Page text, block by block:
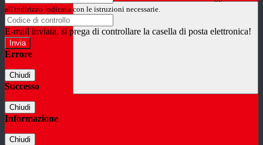
all'indirizzo indicato con le istruzioni necessarie.
E-mail inviata, si prega di controllare la casella di posta elettronica!
Errore
Chiudi
Successo
Chiudi
Informazione
Chiudi